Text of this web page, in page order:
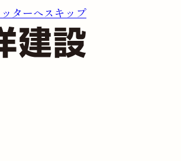
ッターへスキップ